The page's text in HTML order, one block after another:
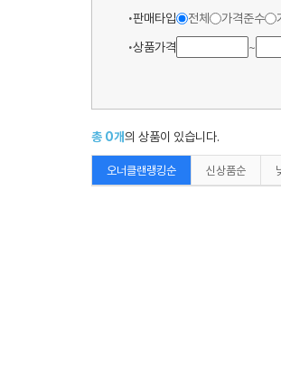
판매타입
전체 가격준수
상품가격
~
총 0개의 상품이 있습니다.
오너클랜랭킹순 신상품순